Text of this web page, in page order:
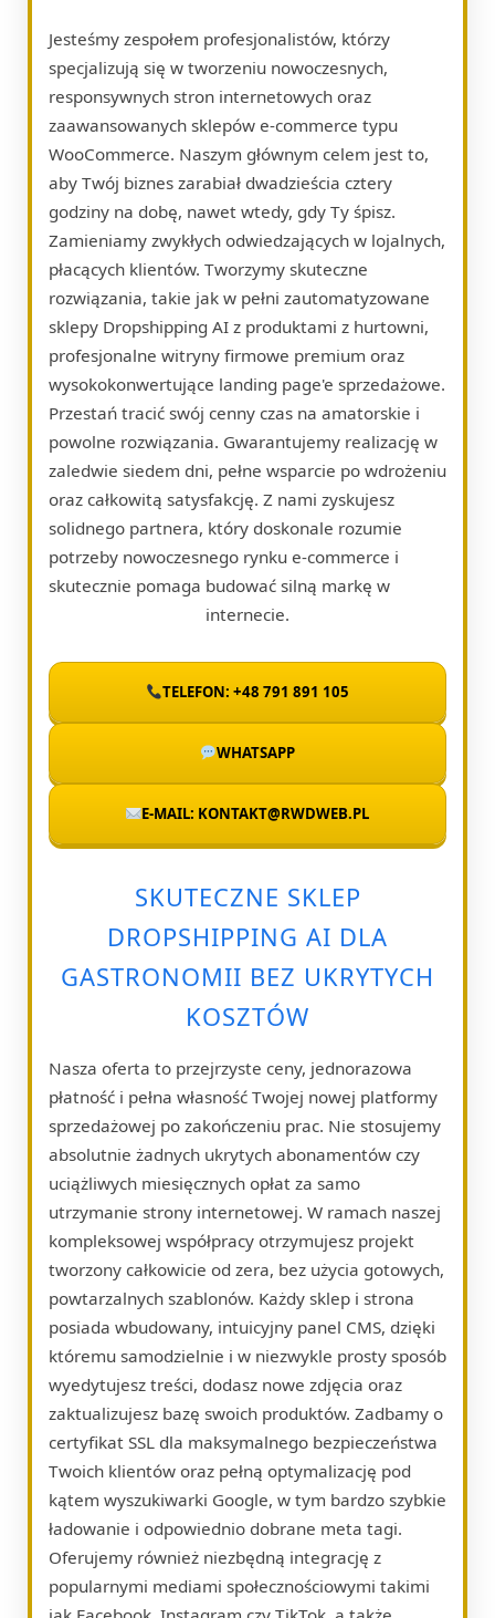
Jesteśmy zespołem profesjonalistów, którzy
specjalizują się w tworzeniu nowoczesnych,
responsywnych stron internetowych oraz
zaawansowanych sklepów e-commerce typu
WooCommerce. Naszym głównym celem jest to,
aby Twój biznes zarabiał dwadzieścia cztery
godziny na dobę, nawet wtedy, gdy Ty śpisz.
Zamieniamy zwykłych odwiedzających w lojalnych,
płacących klientów. Tworzymy skuteczne
rozwiązania, takie jak w pełni zautomatyzowane
sklepy Dropshipping AI z produktami z hurtowni,
profesjonalne witryny firmowe premium oraz
wysokokonwertujące landing page'e sprzedażowe.
Przestań tracić swój cenny czas na amatorskie i
powolne rozwiązania. Gwarantujemy realizację w
zaledwie siedem dni, pełne wsparcie po wdrożeniu
oraz całkowitą satysfakcję. Z nami zyskujesz
solidnego partnera, który doskonale rozumie
potrzeby nowoczesnego rynku e-commerce i
skutecznie pomaga budować silną markę w
internecie.
TELEFON: +48 791 891 105
WHATSAPP
E-MAIL: KONTAKT@RWDWEB.PL
SKUTECZNE SKLEP
DROPSHIPPING AI DLA
GASTRONOMII BEZ UKRYTYCH
KOSZTÓW
Nasza oferta to przejrzyste ceny, jednorazowa
płatność i pełna własność Twojej nowej platformy
sprzedażowej po zakończeniu prac. Nie stosujemy
absolutnie żadnych ukrytych abonamentów czy
uciążliwych miesięcznych opłat za samo
utrzymanie strony internetowej. W ramach naszej
kompleksowej współpracy otrzymujesz projekt
tworzony całkowicie od zera, bez użycia gotowych,
powtarzalnych szablonów. Każdy sklep i strona
posiada wbudowany, intuicyjny panel CMS, dzięki
któremu samodzielnie i w niezwykle prosty sposób
wyedytujesz treści, dodasz nowe zdjęcia oraz
zaktualizujesz bazę swoich produktów. Zadbamy o
certyfikat SSL dla maksymalnego bezpieczeństwa
Twoich klientów oraz pełną optymalizację pod
kątem wyszukiwarki Google, w tym bardzo szybkie
ładowanie i odpowiednio dobrane meta tagi.
Oferujemy również niezbędną integrację z
popularnymi mediami społecznościowymi takimi